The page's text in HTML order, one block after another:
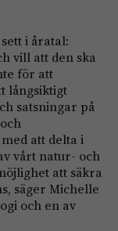
i åratal:
vill att den ska
för att
långsiktigt
satsningar på
att delta i
vårt natur- och
att säkra
säger Michelle
och en av